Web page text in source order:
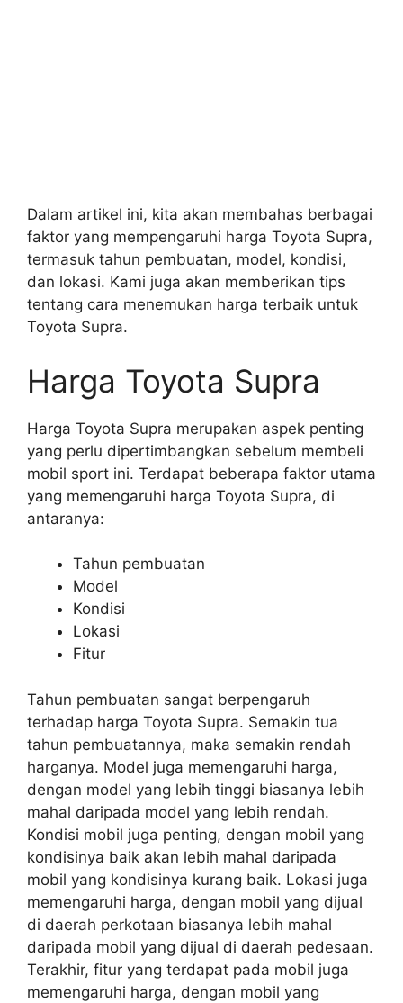
Dalam artikel ini, kita akan membahas berbagai
faktor yang mempengaruhi harga Toyota Supra,
termasuk tahun pembuatan, model, kondisi,
dan lokasi. Kami juga akan memberikan tips
tentang cara menemukan harga terbaik untuk
Toyota Supra.
Harga Toyota Supra
Harga Toyota Supra merupakan aspek penting
yang perlu dipertimbangkan sebelum membeli
mobil sport ini. Terdapat beberapa faktor utama
yang memengaruhi harga Toyota Supra, di
antaranya:
Tahun pembuatan
Model
Kondisi
Lokasi
Fitur
Tahun pembuatan sangat berpengaruh
terhadap harga Toyota Supra. Semakin tua
tahun pembuatannya, maka semakin rendah
harganya. Model juga memengaruhi harga,
dengan model yang lebih tinggi biasanya lebih
mahal daripada model yang lebih rendah.
Kondisi mobil juga penting, dengan mobil yang
kondisinya baik akan lebih mahal daripada
mobil yang kondisinya kurang baik. Lokasi juga
memengaruhi harga, dengan mobil yang dijual
di daerah perkotaan biasanya lebih mahal
daripada mobil yang dijual di daerah pedesaan.
Terakhir, fitur yang terdapat pada mobil juga
memengaruhi harga, dengan mobil yang